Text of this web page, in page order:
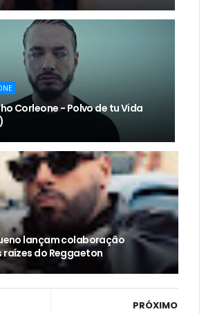
Corleone - Polvo de tu Vida
lançam colaboração
do Reggaeton
PRÓXIMO